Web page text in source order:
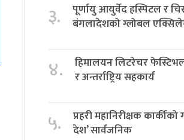
३.
पूर्णायु आयुर्वेद हस्पिटल र
बंगलादेशको ग्लोबल
४.
हिमालयन लिटरेचर
र अन्तर्राष्ट्रिय सहकार्य
५.
प्रहरी महानिरीक्षक
देश’ सार्वजनिक